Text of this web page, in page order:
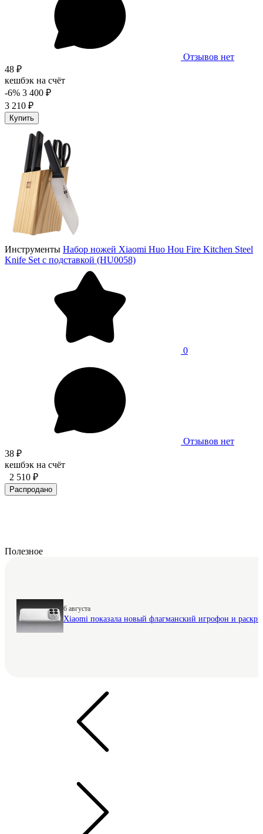
Отзывов нет
48 ₽
кешбэк на счёт
-6% 3 400 ₽
3 210 ₽
Купить
Инструменты Набор ножей Xiaomi Huo Hou Fire Kitchen Steel
Knife Set с подставкой (HU0058)
0
Отзывов нет
38 ₽
кешбэк на счёт
2 510 ₽
Распродано
Полезное
6 августа
Xiaomi показала новый флагманский игрофон и